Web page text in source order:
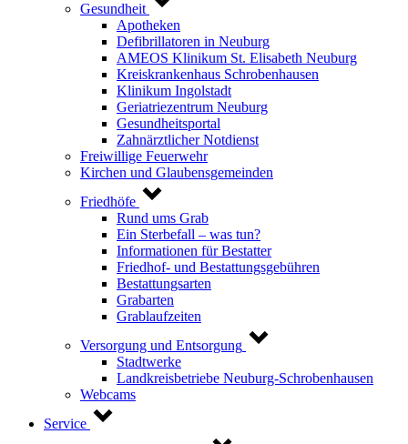
Gesundheit
Apotheken
Defibrillatoren in Neuburg
AMEOS Klinikum St. Elisabeth Neuburg
Kreiskrankenhaus Schrobenhausen
Klinikum Ingolstadt
Geriatriezentrum Neuburg
Gesundheitsportal
Zahnärztlicher Notdienst
Freiwillige Feuerwehr
Kirchen und Glaubensgemeinden
Friedhöfe
Rund ums Grab
Ein Sterbefall – was tun?
Informationen für Bestatter
Friedhof- und Bestattungsgebühren
Bestattungsarten
Grabarten
Grablaufzeiten
Versorgung und Entsorgung
Stadtwerke
Landkreisbetriebe Neuburg-Schrobenhausen
Webcams
Service